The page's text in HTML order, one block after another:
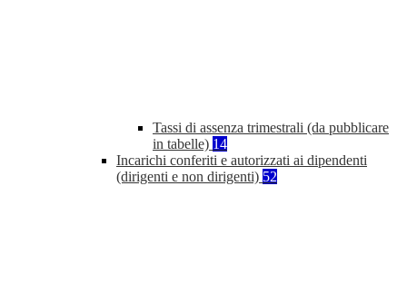
Tassi di assenza trimestrali (da pubblicare
in tabelle) 14
Incarichi conferiti e autorizzati ai dipendenti
(dirigenti e non dirigenti) 52